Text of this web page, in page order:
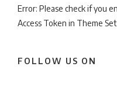
Error: Please check if you
Access Token in Theme
FOLLOW US ON